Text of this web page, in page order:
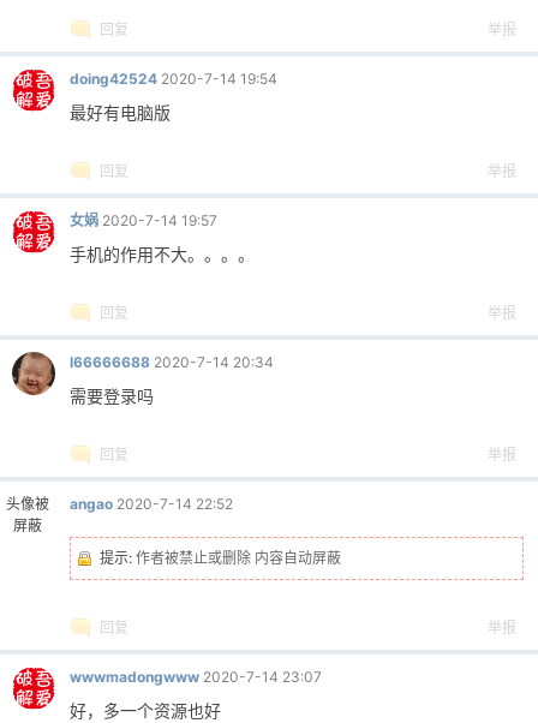
回复 举报
doing42524 2020-7-14 19:54
最好有电脑版
回复 举报
女娲 2020-7-14 19:57
手机的作用不大。。。。
回复 举报
l66666688 2020-7-14 20:34
需要登录吗
回复 举报
头像被
屏蔽
angao 2020-7-14 22:52
提示: 作者被禁止或删除 内容自动屏蔽
回复 举报
wwwmadongwww 2020-7-14 23:07
好，多一个资源也好